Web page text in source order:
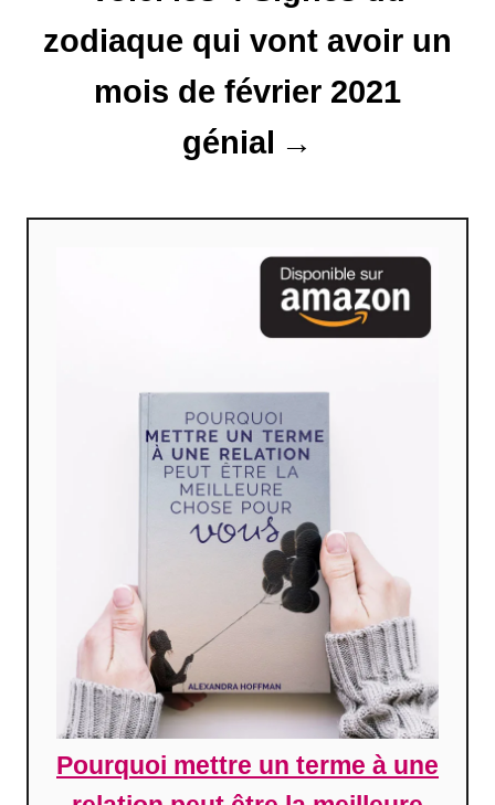
zodiaque qui vont avoir un
mois de février 2021
génial
Pourquoi mettre un terme à une